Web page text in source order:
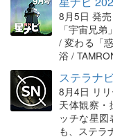
8月5日 発売
「宇宙兄
/ 変わる「
浴 /
ステラナ
8月4日 リ
天体観察・
ッチな星
も、ステラ